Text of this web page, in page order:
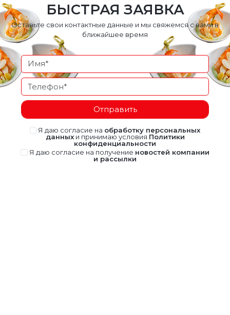
БЫСТРАЯ ЗАЯВКА
Оставьте свои контактные данные и мы свяжемся с вами в
ближайшее время
Отправить
Я даю согласие на обработку персональных
данныхи принимаю условия Политики
конфиденциальности
Я даю согласие на получение новостей компании
и рассылки